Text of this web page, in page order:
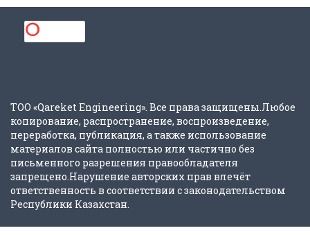
ТОО «Qareket Engineering». Все права защищены.Любое
копирование, распространение, воспроизведение,
переработка, публикация, а также использование
материалов сайта полностью или частично без
письменного разрешения правообладателя
запрещено.Нарушение авторских прав влечёт
ответственность в соответствии с законодательством
Республики Казахстан.